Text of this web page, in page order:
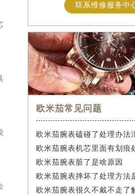
联系维修服务中
欧米茄常见问题
欧米茄腕表磕碰了处理办法
欧米茄腕表脏了是啥原因
欧米茄腕表摔坏了处理方法